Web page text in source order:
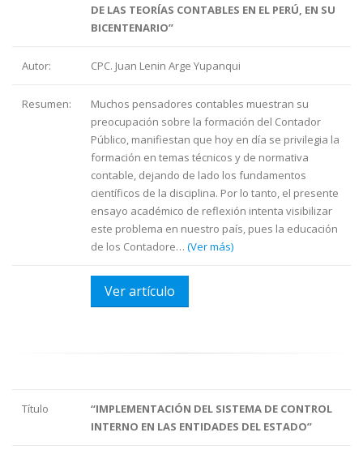
DE LAS TEORÍAS CONTABLES EN EL PERÚ, EN SU
BICENTENARIO”
Autor: CPC. Juan Lenin Arge Yupanqui
Resumen:
Muchos pensadores contables muestran su
preocupación sobre la formación del Contador
Público, manifiestan que hoy en día se privilegia la
formación en temas técnicos y de normativa
contable, dejando de lado los fundamentos
científicos de la disciplina. Por lo tanto, el presente
ensayo académico de reflexión intenta visibilizar
este problema en nuestro país, pues la educación
de los Contadore… (Ver más)
Ver artículo
Título
“IMPLEMENTACIÓN DEL SISTEMA DE CONTROL
INTERNO EN LAS ENTIDADES DEL ESTADO”